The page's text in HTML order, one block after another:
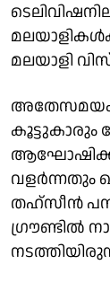
മലയാളി
കൂട്ടുകാരും
വളർന്നതും
തഹ്സീൻ
ഗ്രൗണ്ടിൽ